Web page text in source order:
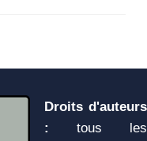
Droits d'auteurs
:
tous les